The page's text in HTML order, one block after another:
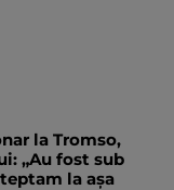
la Tromso,
„Au fost sub
la așa